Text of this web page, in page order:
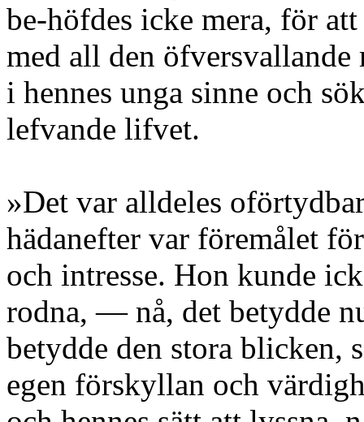
be-höfdes icke mera, för
med all den
i hennes unga sinne och
lefvande lifvet.
»Det var alldeles
hädanefter var föremålet
och intresse. Hon kunde
rodna, — nå, det betydde
betydde den stora blicken,
egen förskyllan och